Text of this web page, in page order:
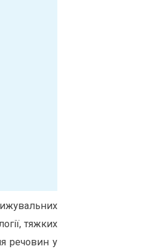
тяжких
речовин у